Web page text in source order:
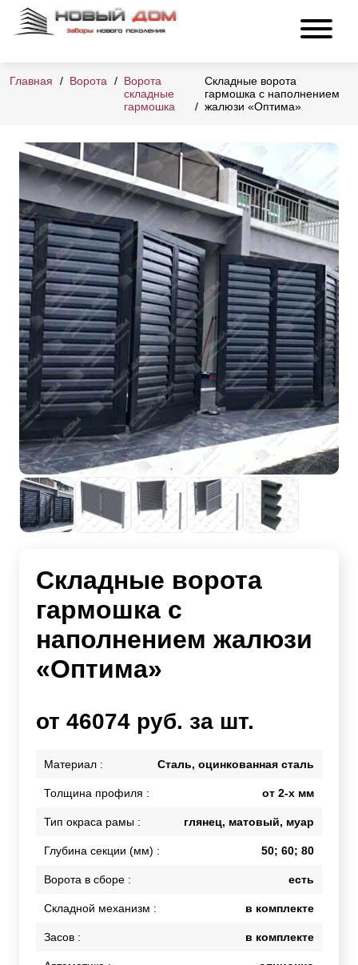
Главная Ворота
Ворота
складные
гармошка
Складные ворота
гармошка с наполнением
жалюзи «Оптима»
Складные ворота
гармошка с
наполнением жалюзи
«Оптима»
от 46074 руб. за шт.
Материал : Сталь, оцинкованная сталь
Толщина профиля : от 2-х мм
Тип окраса рамы : глянец, матовый, муар
Глубина секции (мм) : 50; 60; 80
Ворота в сборе : есть
Складной механизм : в комплекте
Засов : в комплекте